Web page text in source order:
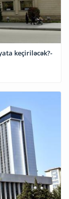
keçiriləcək?-